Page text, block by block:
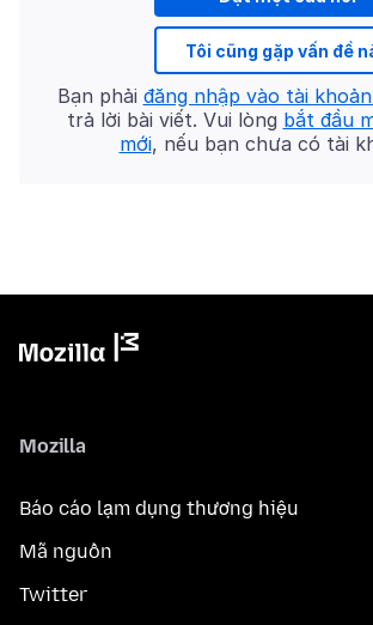
Tôi cũng gặp vấn đề
Bạn phải đăng nhập vào tài
trả lời bài viết. Vui lòng bắt đầu
mới, nếu bạn chưa có tài
Mozilla
Báo cáo lạm dụng thương hiệu
Mã nguồn
Twitter